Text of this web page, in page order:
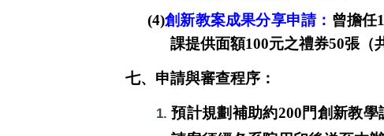
(4)創新教案成果分享申請： 曾擔任
課提供面額100元之禮券50張（
七、申請與審查程序：
預計規劃補助約200門創新教